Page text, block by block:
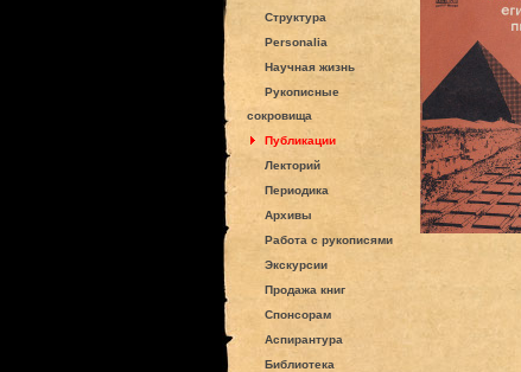
Структура
Personalia
Научная жизнь
Рукописные
сокровища
Публикации
Лекторий
Периодика
Архивы
Работа с рукописями
Экскурсии
Продажа книг
Спонсорам
Аспирантура
Библиотека